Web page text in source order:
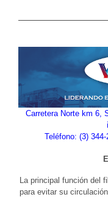
Carretera Norte km 6,
Teléfono: (3)
La principal función del
para evitar su